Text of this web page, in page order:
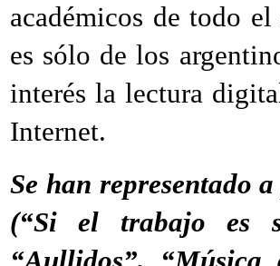
académicos de todo
es sólo de los
interés la lectura
Internet.
Se han representado
(“Si el trabajo es